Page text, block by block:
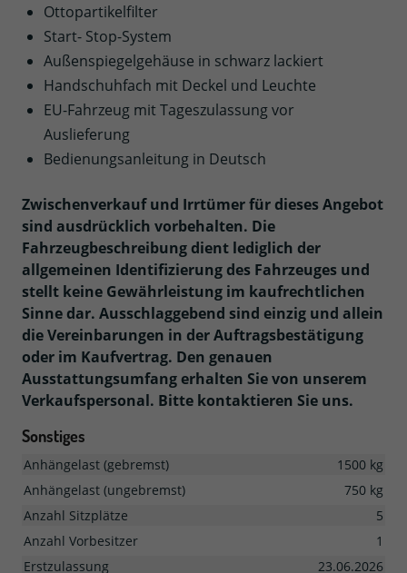
Ottopartikelfilter
Start- Stop-System
Außenspiegelgehäuse in schwarz lackiert
Handschuhfach mit Deckel und Leuchte
EU-Fahrzeug mit Tageszulassung vor
Auslieferung
Bedienungsanleitung in Deutsch
Zwischenverkauf und Irrtümer für dieses Angebot
sind ausdrücklich vorbehalten. Die
Fahrzeugbeschreibung dient lediglich der
allgemeinen Identifizierung des Fahrzeuges und
stellt keine Gewährleistung im kaufrechtlichen
Sinne dar. Ausschlaggebend sind einzig und allein
die Vereinbarungen in der Auftragsbestätigung
oder im Kaufvertrag. Den genauen
Ausstattungsumfang erhalten Sie von unserem
Verkaufspersonal. Bitte kontaktieren Sie uns.
Sonstiges
Anhängelast (gebremst)
1500 kg
Anhängelast (ungebremst)
750 kg
Anzahl Sitzplätze
5
Anzahl Vorbesitzer
1
Erstzulassung
23.06.2026